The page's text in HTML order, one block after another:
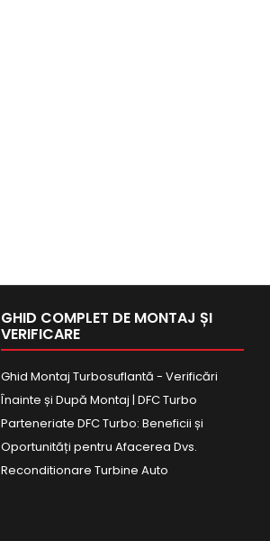
GHID COMPLET DE MONTAJ ȘI
VERIFICARE
Ghid Montaj Turbosuflantă - Verificări
Înainte și După Montaj | DFC Turbo
Parteneriate DFC Turbo: Beneficii și
Oportunități pentru Afacerea Dvs.
Reconditionare Turbine Auto